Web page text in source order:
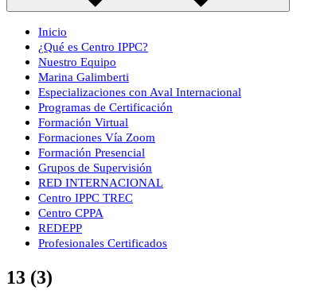
Inicio
¿Qué es Centro IPPC?
Nuestro Equipo
Marina Galimberti
Especializaciones con Aval Internacional
Programas de Certificación
Formación Virtual
Formaciones Vía Zoom
Formación Presencial
Grupos de Supervisión
RED INTERNACIONAL
Centro IPPC TREC
Centro CPPA
REDEPP
Profesionales Certificados
13 (3)